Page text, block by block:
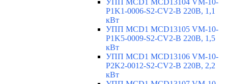
P1K1-0006-S2-CV2-B 220В, 1,1
кВт
УПП MCD1 MCD13105 VM-10-
P1K5-0009-S2-CV2-B 220В, 1,5
кВт
УПП MCD1 MCD13106 VM-10-
P2K2-0012-S2-CV2-B 220В, 2,2
кВт